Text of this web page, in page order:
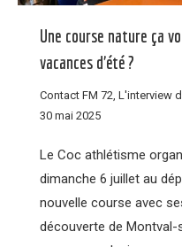
Une course nature ça
vacances d’été ?
Contact FM 72 L'interview
30 mai 2025
Le Coc athlétisme
dimanche 6 juillet au
nouvelle course avec
découverte de